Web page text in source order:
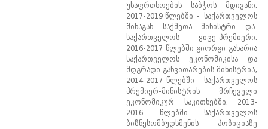
უსაფრთხოების საბჭოს მდივანი.
2017-2019 წლებში - საქართველოს
შინაგან საქმეთა მინისტრი და
საქართველოს ვიცე-პრემიერი.
2016-2017 წლებში გიორგი გახარია
საქართველოს ეკონომიკისა და
მდგრადი განვითარების მინისტრია,
2014-2017 წლებში - საქართველოს
პრემიერ-მინისტრის მრჩეველი
ეკონომიკურ საკითხებში. 2013-
2016 წლებში საქართველოს
ბიზნესომბუდსმენის პოზიციაზე